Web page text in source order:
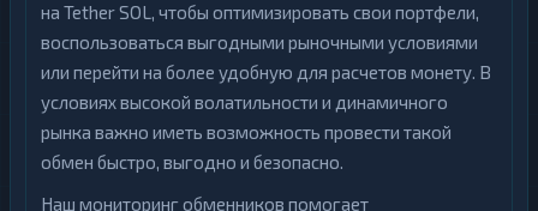
на Tether SOL, чтобы оптимизировать свои портфели,
воспользоваться выгодными рыночными условиями
или перейти на более удобную для расчетов монету. В
условиях высокой волатильности и динамичного
рынка важно иметь возможность провести такой
обмен быстро, выгодно и безопасно.
Наш мониторинг обменников помогает